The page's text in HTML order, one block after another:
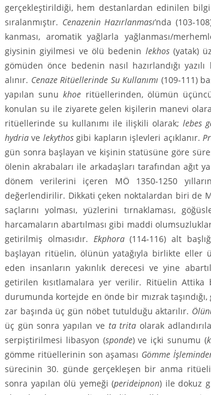
gerçekleştirildiği, hem destanlardan edinilen
sıralanmıştır. Cenazenin Hazır­lanması’nda (103-
kanması, aromatik yağlarla yağlanması/
giysinin giyilmesi ve ölü bedenin lekhos(yatak)
gömüden önce bedenin nasıl hazırlandığı
alınır. Cenaze Ritüellerinde Su Kullanımı (109-111)
yapılan sunu khoe ritüellerinden, ölümün
konulan su ile ziyarete gelen kişilerin manevi
ritü­el­lerinde su kullanımı ile ilişkili olarak; lebes
hydria ve lekythosgibi kapların işlevleri açıklanır.
gün sonra başlayan ve kişinin statüsüne göre
ölenin akrabaları ile arkadaşları tarafından ağıt
dönem verilerini içeren MÖ 1350-1250
değerlendirilir. Dikkati çeken nokta­lardan biri de
saçlarını yolması, yüzlerini tırnaklaması,
harcamaların abartılması gibi maddi
getirilmiş olmasıdır. Ekphora(114-116) alt
başlayan ritüelin, ölünün yatağıyla birlikte eller
eden insanların yakınlık derecesi ve yine
getirilen kısıtlamalara yer verilir. Ritüelin Attika
durumunda kortejde en önde bir mızrak
zar başında üç gün nöbet tutulduğu aktarılır.
üç gün sonra yapılan ve ta trita olarak
serpiştirilmesi libasyon (sponde) ve içki sunumu (
gömme ritüellerinin son aşaması Gömme
sürecinin 30. günde gerçekleşen bir anma
sonra yapılan ölü ye­meği (perideipnon) ile dokuz